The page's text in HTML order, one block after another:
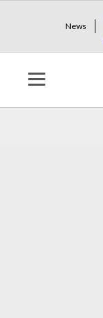
News